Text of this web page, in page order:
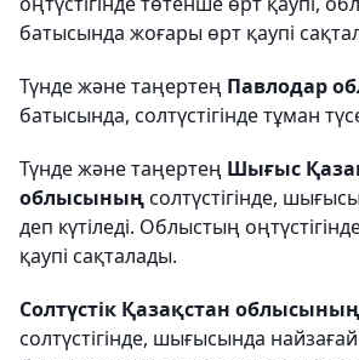
батысында жоғары өрт қаупі
Түнде және таңертең Павлодар
батысында, солтүстігінде тұман
Түнде және таңертең Шығыс
облысыныңсолтүстігінде,
деп күтіледі. Облыстың
қаупі сақталады.
Солтүстік Қазақстан облысының
солтүстігінде, шығысында